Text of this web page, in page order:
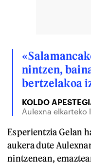
nintzen,
bertzelakoa
KOLDO
Aulexna elkarteko
Esperientzia Gelan
aukera dute
nintzenean,